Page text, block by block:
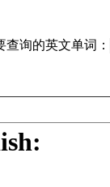
查询的英文单词：